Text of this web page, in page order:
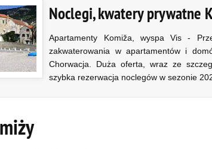
Noclegi, kwatery prywatne
Apartamenty Komiža, wyspa Vis -
zakwaterowania w apartamentów i
Chorwacja. Duża oferta, wraz ze
szybka rezerwacja noclegów w sezonie